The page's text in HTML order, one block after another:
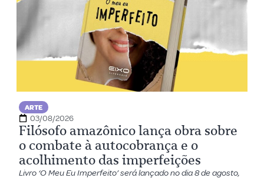
ARTE
03/08/2026
Filósofo amazônico lança obra sobre
o combate à autocobrança e o
acolhimento das imperfeições
Livro ‘O Meu Eu Imperfeito’ será lançado no dia 8 de agosto,